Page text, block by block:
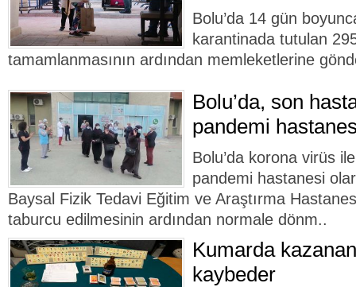
Bolu’da 14 gün
karantinada tutulan
tamamlanmasının ardından memleketlerine
Bolu’da, son
pandemi
Bolu’da korona virüs
pandemi hastanesi
Baysal Fizik Tedavi Eğitim ve Araştırma
taburcu edilmesinin ardından normale dönm..
Kumarda
kaybeder